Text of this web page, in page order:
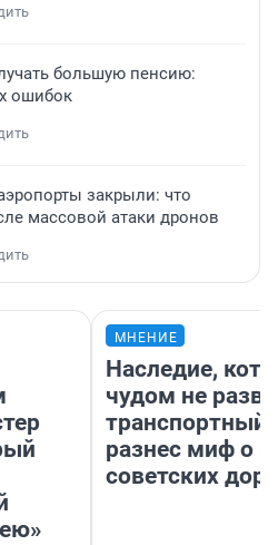
большую пенсию:
ошибок
закрыли: что
массовой атаки дронов
МНЕНИЕ
Наследие,
чудом не
транспортный
разнес миф о
советских